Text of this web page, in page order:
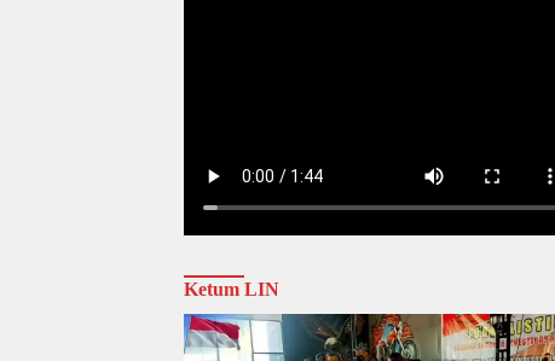
Ketum LIN